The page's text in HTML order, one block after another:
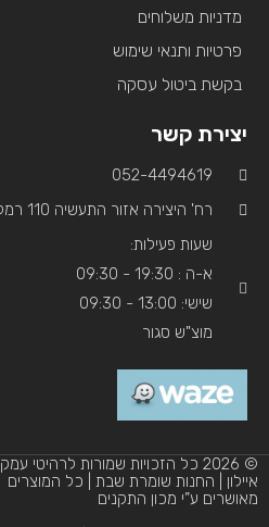
מדניות משלוחים
פרטיות ותנאי שימוש
בקשת ביטול עסקה
יצירת קשר
052-4494619​
רח' היצירה אזור התעשיה 110 רמלה
שעות פעילות:
א-ה : 19:30 - 09:30
שישי: 13:00 - 09:30
מוצ"ש סגור
© 2026 כל הזכויות שמורות לרהיטי עמק
איילון | החנות שומרת שבת | כל המוצרים
מאושרים ע”י מכון התקנים